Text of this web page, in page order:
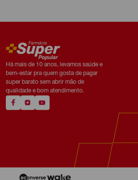
Há mais de 10 anos, levamos saúde e
bem-estar pra quem gosta de pagar
super barato sem abrir mão de
qualidade e bom atendimento.